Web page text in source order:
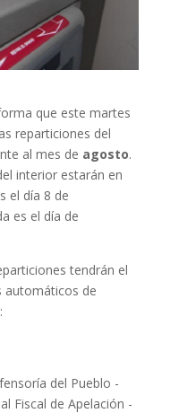
que este martes
reparticiones del
al mes de agosto.
interior estarán en
el día 8 de
es el día de
tendrán el
automáticos de
del Pueblo -
Fiscal de Apelación -